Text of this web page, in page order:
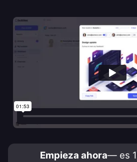
Empieza ahora— es